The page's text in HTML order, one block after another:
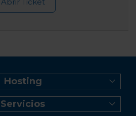
Hosting
Hosting
de Sitios
Servicios